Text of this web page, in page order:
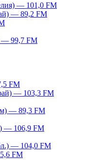
— 101,0 FM
— 89,2 FM
— 99,7 FM
FM
— 103,3 FM
— 89,3 FM
— 106,9 FM
— 104,0 FM
FM